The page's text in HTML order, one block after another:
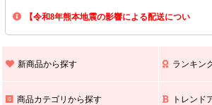
8/13(木)～8/16(日)の間｢出荷業務・お問い合わせ業
上記期間中のご注文・お問い合わせは8/17(月)以
【令和8年熊本地震の影響による配送につい
また､ 九州全域でお荷物のお届けに遅延が生じて
新商品から探す ランキン
商品カテゴリから探す トレンド